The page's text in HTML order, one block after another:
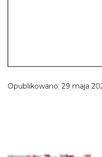
Opublikowano: 29 maja